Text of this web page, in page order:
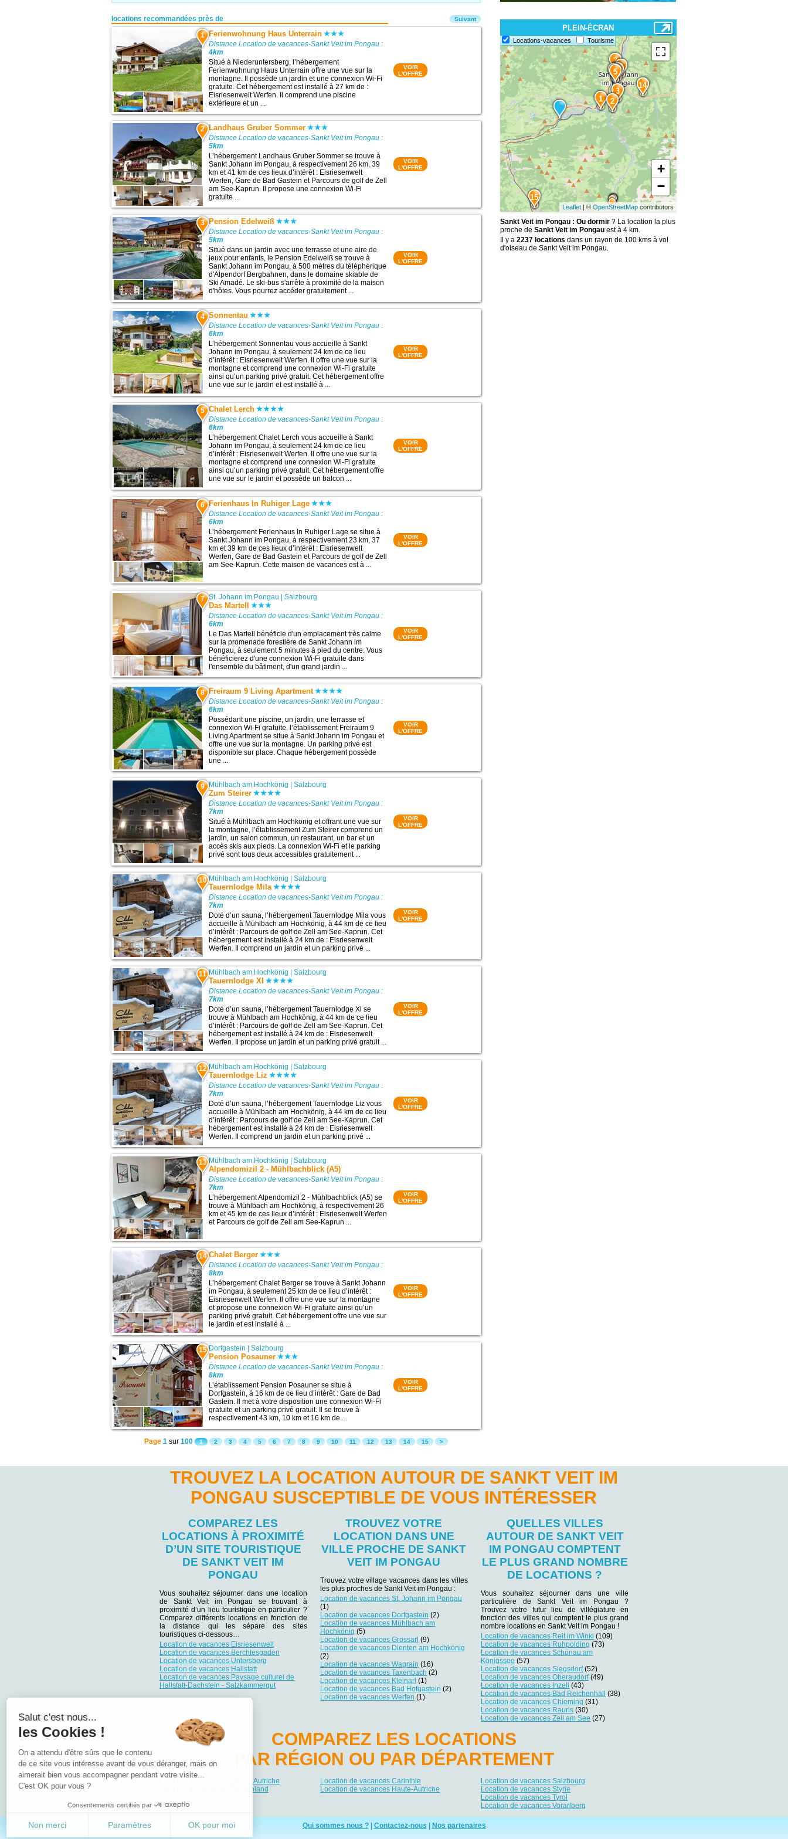
locations recommandées près de
1 Ferienwohnung Haus Unterrain
Distance Location de vacances-Sankt Veit im Pongau :
4km
Situé à Niederuntersberg, l’hébergement
Ferienwohnung Haus Unterrain offre une vue sur la
montagne. Il possède un jardin et une connexion Wi-Fi
gratuite. Cet hébergement est installé à 27 km de :
Eisriesenwelt Werfen. Il comprend une piscine
extérieure et un ...
VOIR
L'OFFRE
2 Landhaus Gruber Sommer
Distance Location de vacances-Sankt Veit im Pongau :
5km
L’hébergement Landhaus Gruber Sommer se trouve à
Sankt Johann im Pongau, à respectivement 26 km, 39
km et 41 km de ces lieux d’intérêt : Eisriesenwelt
Werfen, Gare de Bad Gastein et Parcours de golf de Zell
am See-Kaprun. Il propose une connexion Wi-Fi
gratuite ...
VOIR
L'OFFRE
3 Pension Edelweiß
Distance Location de vacances-Sankt Veit im Pongau :
5km
Situé dans un jardin avec une terrasse et une aire de
jeux pour enfants, le Pension Edelweiß se trouve à
Sankt Johann im Pongau, à 500 mètres du téléphérique
d'Alpendorf Bergbahnen, dans le domaine skiable de
Ski Amadé. Le ski-bus s'arrête à proximité de la maison
d'hôtes. Vous pourrez accéder gratuitement ...
VOIR
L'OFFRE
4 Sonnentau
Distance Location de vacances-Sankt Veit im Pongau :
6km
L’hébergement Sonnentau vous accueille à Sankt
Johann im Pongau, à seulement 24 km de ce lieu
d’intérêt : Eisriesenwelt Werfen. Il offre une vue sur la
montagne et comprend une connexion Wi-Fi gratuite
ainsi qu’un parking privé gratuit. Cet hébergement offre
une vue sur le jardin et est installé à ...
VOIR
L'OFFRE
5 Chalet Lerch
Distance Location de vacances-Sankt Veit im Pongau :
6km
L’hébergement Chalet Lerch vous accueille à Sankt
Johann im Pongau, à seulement 24 km de ce lieu
d’intérêt : Eisriesenwelt Werfen. Il offre une vue sur la
montagne et comprend une connexion Wi-Fi gratuite
ainsi qu’un parking privé gratuit. Cet hébergement offre
une vue sur le jardin et possède un balcon ...
VOIR
L'OFFRE
6 Ferienhaus In Ruhiger Lage
Distance Location de vacances-Sankt Veit im Pongau :
6km
L’hébergement Ferienhaus In Ruhiger Lage se situe à
Sankt Johann im Pongau, à respectivement 23 km, 37
km et 39 km de ces lieux d’intérêt : Eisriesenwelt
Werfen, Gare de Bad Gastein et Parcours de golf de Zell
am See-Kaprun. Cette maison de vacances est à ...
VOIR
L'OFFRE
7 St. Johann im Pongau |Salzbourg
Das Martell
Distance Location de vacances-Sankt Veit im Pongau :
6km
Le Das Martell bénéficie d'un emplacement très calme
sur la promenade forestière de Sankt Johann im
Pongau, à seulement 5 minutes à pied du centre. Vous
bénéficierez d'une connexion Wi-Fi gratuite dans
l'ensemble du bâtiment, d'un grand jardin ...
VOIR
L'OFFRE
8 Freiraum 9 Living Apartment
Distance Location de vacances-Sankt Veit im Pongau :
6km
Possédant une piscine, un jardin, une terrasse et
connexion Wi-Fi gratuite, l’établissement Freiraum 9
Living Apartment se situe à Sankt Johann im Pongau et
offre une vue sur la montagne. Un parking privé est
disponible sur place. Chaque hébergement possède
une ...
VOIR
L'OFFRE
9 Mühlbach am Hochkönig |Salzbourg
Zum Steirer
Distance Location de vacances-Sankt Veit im Pongau :
7km
Situé à Mühlbach am Hochkönig et offrant une vue sur
la montagne, l’établissement Zum Steirer comprend un
jardin, un salon commun, un restaurant, un bar et un
accès skis aux pieds. La connexion Wi-Fi et le parking
privé sont tous deux accessibles gratuitement ...
VOIR
L'OFFRE
10 Mühlbach am Hochkönig |Salzbourg
Tauernlodge Mila
Distance Location de vacances-Sankt Veit im Pongau :
7km
Doté d’un sauna, l’hébergement Tauernlodge Mila vous
accueille à Mühlbach am Hochkönig, à 44 km de ce lieu
d’intérêt : Parcours de golf de Zell am See-Kaprun. Cet
hébergement est installé à 24 km de : Eisriesenwelt
Werfen. Il comprend un jardin et un parking privé ...
VOIR
L'OFFRE
11 Mühlbach am Hochkönig |Salzbourg
Tauernlodge Xl
Distance Location de vacances-Sankt Veit im Pongau :
7km
Doté d’un sauna, l’hébergement Tauernlodge Xl se
trouve à Mühlbach am Hochkönig, à 44 km de ce lieu
d’intérêt : Parcours de golf de Zell am See-Kaprun. Cet
hébergement est installé à 24 km de : Eisriesenwelt
Werfen. Il propose un jardin et un parking privé gratuit ...
VOIR
L'OFFRE
12 Mühlbach am Hochkönig |Salzbourg
Tauernlodge Liz
Distance Location de vacances-Sankt Veit im Pongau :
7km
Doté d’un sauna, l’hébergement Tauernlodge Liz vous
accueille à Mühlbach am Hochkönig, à 44 km de ce lieu
d’intérêt : Parcours de golf de Zell am See-Kaprun. Cet
hébergement est installé à 24 km de : Eisriesenwelt
Werfen. Il comprend un jardin et un parking privé ...
VOIR
L'OFFRE
13 Mühlbach am Hochkönig |Salzbourg
Alpendomizil 2 - Mühlbachblick (A5)
Distance Location de vacances-Sankt Veit im Pongau :
7km
L’hébergement Alpendomizil 2 - Mühlbachblick (A5) se
trouve à Mühlbach am Hochkönig, à respectivement 26
km et 45 km de ces lieux d’intérêt : Eisriesenwelt Werfen
et Parcours de golf de Zell am See-Kaprun ...
VOIR
L'OFFRE
14 Chalet Berger
Distance Location de vacances-Sankt Veit im Pongau :
8km
L’hébergement Chalet Berger se trouve à Sankt Johann
im Pongau, à seulement 25 km de ce lieu d’intérêt :
Eisriesenwelt Werfen. Il offre une vue sur la montagne
et propose une connexion Wi-Fi gratuite ainsi qu’un
parking privé gratuit. Cet hébergement offre une vue sur
le jardin et est installé à ...
VOIR
L'OFFRE
15 Dorfgastein |Salzbourg
Pension Posauner
Distance Location de vacances-Sankt Veit im Pongau :
8km
L’établissement Pension Posauner se situe à
Dorfgastein, à 16 km de ce lieu d’intérêt : Gare de Bad
Gastein. Il met à votre disposition une connexion Wi-Fi
gratuite et un parking privé gratuit. Il se trouve à
respectivement 43 km, 10 km et 16 km de ...
VOIR
L'OFFRE
Suivant
Page 1 sur 100 1 2 3 4 5 6 7 8 9 10 11 12 13 14 15 >
PLEIN-ÉCRAN
Locations-vacances Tourisme
15
14
8
7
6
5
4
3
2
1
+
−
Leaflet | ©OpenStreetMap contributors
Sankt Veit im Pongau : Ou dormir? La location la plus
proche de Sankt Veit im Pongauest à 4 km.
Il y a 2237 locations dans un rayon de 100 kms à vol
d'oiseau de Sankt Veit im Pongau.
TROUVEZ LA LOCATION AUTOUR DE SANKT VEIT IM
PONGAU SUSCEPTIBLE DE VOUS INTÉRESSER
COMPAREZ LES
LOCATIONS À PROXIMITÉ
D’UN SITE TOURISTIQUE
DE SANKT VEIT IM
PONGAU
Vous souhaitez séjourner dans une location
de Sankt Veit im Pongau se trouvant à
proximité d’un lieu touristique en particulier ?
Comparez différents locations en fonction de
la distance qui les sépare des sites
touristiques ci-dessous…
Location de vacances Eisriesenwelt
Location de vacances Berchtesgaden
Location de vacances Untersberg
Location de vacances Hallstatt
Location de vacances Paysage culturel de
Hallstatt-Dachstein - Salzkammergut
TROUVEZ VOTRE
LOCATION DANS UNE
VILLE PROCHE DE SANKT
VEIT IM PONGAU
Trouvez votre village vacances dans les villes
les plus proches de Sankt Veit im Pongau :
Location de vacances St. Johann im Pongau
(1)
Location de vacances Dorfgastein (2)
Location de vacances Mühlbach am
Hochkönig (5)
Location de vacances Grossarl (9)
Location de vacances Dienten am Hochkönig
(2)
Location de vacances Wagrain (16)
Location de vacances Taxenbach (2)
Location de vacances Kleinarl (1)
Location de vacances Bad Hofgastein (2)
Location de vacances Werfen (1)
QUELLES VILLES
AUTOUR DE SANKT VEIT
IM PONGAU COMPTENT
LE PLUS GRAND NOMBRE
DE LOCATIONS ?
Vous souhaitez séjourner dans une ville
particulière de Sankt Veit im Pongau ?
Trouvez votre futur lieu de villégiature en
fonction des villes qui comptent le plus grand
nombre locations en Sankt Veit im Pongau !
Location de vacances Reit im Winkl (109)
Location de vacances Ruhpolding (73)
Location de vacances Schönau am
Königssee (57)
Location de vacances Siegsdorf(52)
Location de vacances Oberaudorf(49)
Location de vacances Inzell (43)
Location de vacances Bad Reichenhall (38)
Location de vacances Chieming (31)
Location de vacances Rauris (30)
Location de vacances Zell am See (27)
COMPAREZ LES LOCATIONS
PAR RÉGION OU PAR DÉPARTEMENT
Location de vacances Basse-Autriche
Location de vacances Burgenland
Location de vacances Carinthie
Location de vacances Haute-Autriche
Location de vacances Salzbourg
Location de vacances Styrie
Location de vacances Tyrol
Location de vacances Vorarlberg
Qui sommes nous ?| Contactez-nous | Nos partenaires
Salut c'est nous...
les Cookies !
On a attendu d'être sûrs que le contenu
de ce site vous intéresse avant de vous déranger, mais on
aimerait bien vous accompagner pendant votre visite...
C'est OK pour vous ?
Consentements certifiés par
Non merci Paramètres OK pour moi